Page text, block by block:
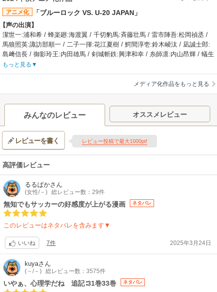
アニメ化 「ブルーロック VS. U-20 JAPAN」
声の出演】
潔世一:浦和希 / 蜂楽廻:海渡翼 / 千切豹馬:斉藤壮馬 / 雷市陣吾:松岡禎丞 /
馬狼照英:諏訪部順一 / 二子一揮:花江夏樹 / 鰐間淳壱:鈴木崚汰 / 凪誠士郎:
島﨑信長 / 御影玲王:内田雄馬 / 剣城斬鉄:興津和幸 / 糸師凛:内山昂輝 / 蟻生
十兵衛:小西克幸 / 時光青志:立花慎之介 / 我牙丸吟:仲村宗悟 / 五十嵐栗夢:
市川蒼 / 士道龍聖:中村悠一 / 烏旅人:古川慎 / 乙夜影汰:河西健吾 / 雪宮剣
優:江口拓也 / 氷織羊:三上瑛士 / 七星虹郎:波多野翔 / 帝襟アンリ:幸村恵理 /
絵心甚八:神谷浩史 / 糸師冴:櫻井孝宏 / オリヴァ・愛空:日野聡 / 閃堂秋人:
若山晃久
あらすじ】
──全てを賭けて挑め。いくぞ、才能の原石共よ時代を変えるのは俺たち“ブ
ルーロック（青い監獄）”だ──日本をW杯優勝に導く世界一のストライカー
を育てるため、日本フットボール連合は“ブルーロック（青い監獄）”プロジ
ェクトを立ち上げる。プロジェクトに招待されたのは300人の高校生。しか
も全員FW（フォワード）。脱落すれば将来、サッカー日本代表へ入る資格
を失うという極限状態の中、選ばれし才能の原石たちは、ストライカーと
してのエゴを次々と覚醒させていく。時に他人を蹴落とし、時に自らの進
化を以て、過酷なセレクションを生き残ったのは35人。エゴが渦巻く熱狂
のサバイバルを乗り越えた彼らは、“ブルーロック（青い監獄）”プロジェク
トの存続を賭けて、U-20日本代表との史上最もイカれた大一番(ビッグマッ
チ)へと挑む！今、己のエゴを世界に刻むため、自らの手で運命を変えるた
め、史上最もアツい戦い（試合）が始まる。
制作会社】
エイトビット
スタッフ情報】
原作:金城宗幸、ノ村優介（「週刊少年マガジン」講談社刊）
総監督:生原雄次 / 監督:井之川慎太郎
シリーズ構成・脚本:岸本卓 / ストーリー監修:金城宗幸 / キャラクターデザ
もっと見る
メディア化作品をもっと見る
みんなのレビュー オススメレビュー
レビューを書く レビュー投稿で最大1000pt!
高評価レビュー
るるぱかさん
(女性/－) 総レビュー数：29件
無知でもサッカーの好感度が上がる漫画 ネタバレ
このレビューはネタバレを含みます▼
いいね 7件 2025年3月24日
kuyaさん
(－/－) 総レビュー数：3575件
いやぁ、心理学だね 追記∶31巻33巻 ネタバレ